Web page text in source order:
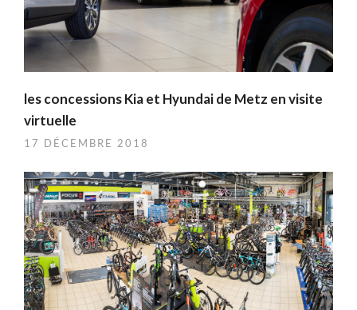
les concessions Kia et Hyundai de Metz en visite
virtuelle
17 DÉCEMBRE 2018